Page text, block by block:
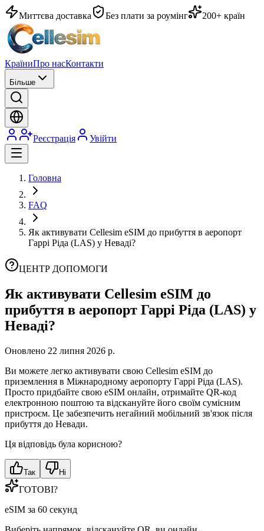
Миттєва доставка Без плати за роумінг 200+ країн
КраїниПро насКонтакти
Більше
Реєстрація Увійти
Головна
FAQ
Як активувати Cellesim eSIM до прибуття в аеропорт
Гаррі Ріда (LAS) у Неваді?
ЦЕНТР ДОПОМОГИ
Як активувати Cellesim eSIM до
прибуття в аеропорт Гаррі Ріда (LAS) у
Неваді?
Оновлено 22 липня 2026 р.
Ви можете легко активувати свою Cellesim eSIM до
приземлення в Міжнародному аеропорту Гаррі Ріда (LAS).
Просто придбайте свою eSIM онлайн, отримайте QR-код
електронною поштою та відскануйте його своїм сумісним
пристроєм. Це забезпечить негайний мобільний зв'язок після
прибуття до Невади.
Ця відповідь була корисною?
Так Ні
ГОТОВІ?
eSIM за 60 секунд